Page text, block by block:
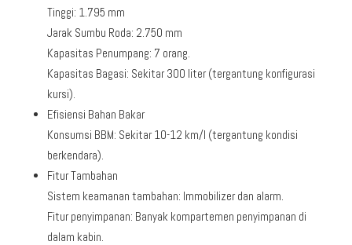
Tinggi: 1.795 mm
Jarak Sumbu Roda: 2.750 mm
Kapasitas Penumpang: 7 orang.
Kapasitas Bagasi: Sekitar 300 liter (tergantung konfigurasi
kursi).
Efisiensi Bahan Bakar
Konsumsi BBM: Sekitar 10-12 km/l (tergantung kondisi
berkendara).
Fitur Tambahan
Sistem keamanan tambahan: Immobilizer dan alarm.
Fitur penyimpanan: Banyak kompartemen penyimpanan di
dalam kabin.